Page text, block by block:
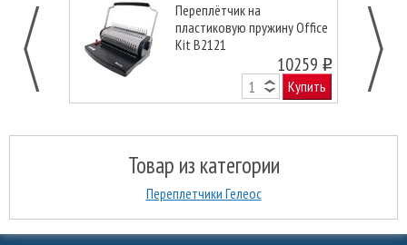
Переплётчик на
пластиковую пружину Office
Kit B2121
10259 o
Купить
Товар из категории
Переплетчики Гелеос